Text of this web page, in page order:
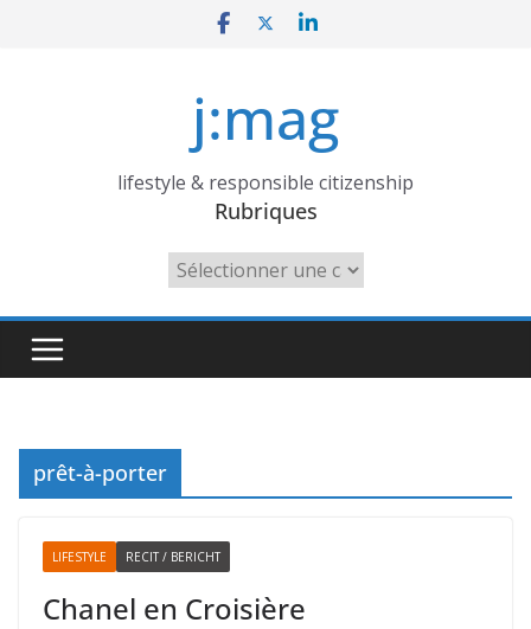
j:mag
lifestyle & responsible citizenship
Rubriques
Rubriques
prêt-à-porter
LIFESTYLE RECIT / BERICHT
Chanel en Croisière